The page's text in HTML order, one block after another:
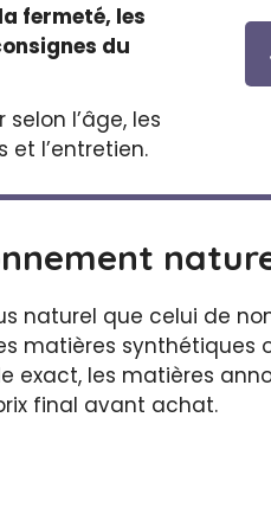
fermeté, les
du
l’âge, les
et l’entretien.
naturel que celui de
matières synthétiques
exact, les matières
final avant achat.